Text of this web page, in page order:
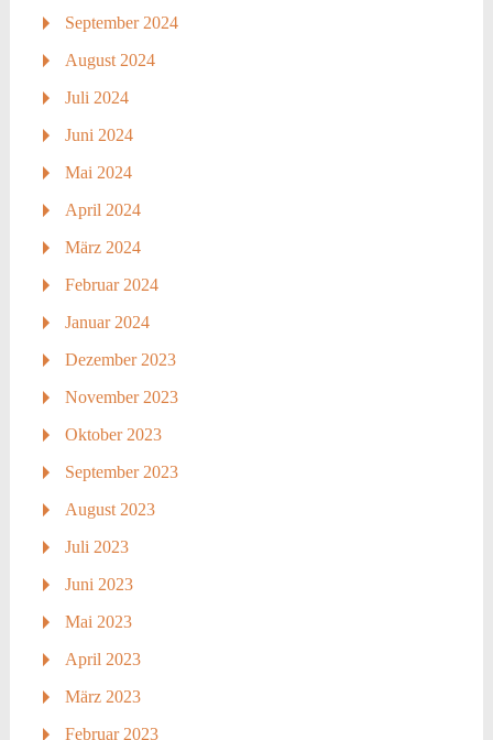
September 2024
August 2024
Juli 2024
Juni 2024
Mai 2024
April 2024
März 2024
Februar 2024
Januar 2024
Dezember 2023
November 2023
Oktober 2023
September 2023
August 2023
Juli 2023
Juni 2023
Mai 2023
April 2023
März 2023
Februar 2023